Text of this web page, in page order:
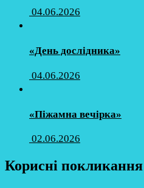
04.06.2026
«День дослідника»
04.06.2026
«Піжамна вечірка»
02.06.2026
Корисні покликання